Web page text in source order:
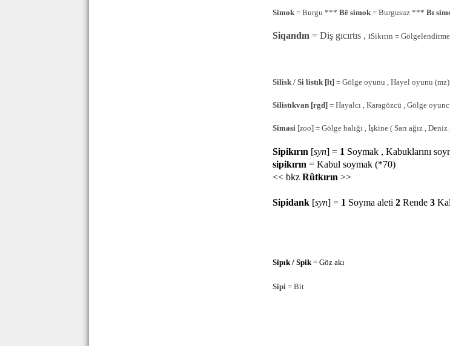
Simok= Burgu *** Bê simok= Burgusuz *** Bı
Siqandın = Diş gıcırtıs , ıSikırın =
Silisk / Si listık [lt] = Gölge oyunu , Hayel oyunu
Silistıkvan [rgd] = Hayalcı , Karagözcü , Gölge
Simasi [zoo] = Gölge balığı , İşkine ( Sarı ağız ,
Sipikırın [syn] = 1 Soymak , Kabuklarını
sipikırın = Kabul soymak (*70)
<< bkz Rûtkırın >>
Sipidank[syn] = 1 Soyma aleti 2 Rende 3
Sipık / Spik= Göz akı
Sipi= Bit